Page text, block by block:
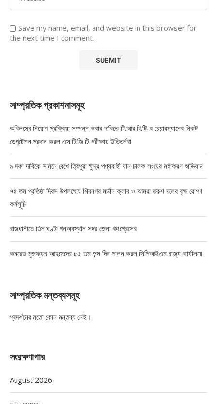
Save my name, email, and website in this browser for
the next time I comment.
সাম্প্রতিক প্রকাশনাসমূহ
অবিলম্বে নিয়োগ প্রক্রিয়া সম্পন্ন করার দাবিতে টি.আর.বি.টি-র চেয়ারম্যানের নিকট
ডেপুটেশন প্রদান করল এস.টি.জি.টি পরীক্ষায় উত্তির্নরা
৯ দফা দাবিকে সামনে রেখে ত্রিপুরা ক্ষুদ্র পণ্যবাহী যান চালক সংঘের মহাকরণ অভিযান
৭৪ তম প্রতিষ্ঠা দিবস উপলক্ষ্যে শিবনগর মর্ডান ক্লাব ও আমরা তরুণ দলের বৃক্ষ রোপণ
কর্মসূচি
রাজধানীতে তিন ঘণ্টা গনঅবস্থান সদর জেলা কংগ্রেসের
কমরেড মুজফ্ফর আহমেদের ৮৫ তম জন্ম দিন পালন করল সিপিআইএম রাজ্য কার্যালয়ে
সাম্প্রতিক মন্তব্যসমূহ
প্রদর্শনের মতো কোন মন্তব্য নেই।
সংরক্ষণাগার
August 2026